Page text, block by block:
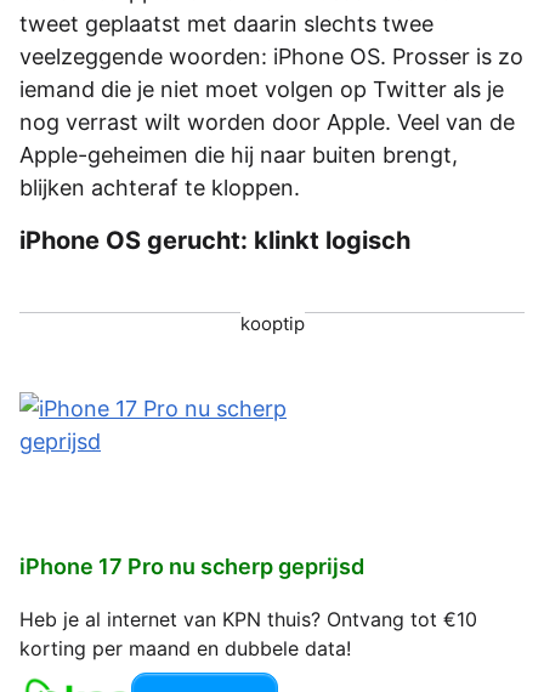
tweet geplaatst met daarin slechts twee
veelzeggende woorden: iPhone OS. Prosser is zo
iemand die je niet moet volgen op Twitter als je
nog verrast wilt worden door Apple. Veel van de
Apple-geheimen die hij naar buiten brengt,
blijken achteraf te kloppen.
iPhone OS gerucht: klinkt logisch
kooptip
iPhone 17 Pro nu scherp geprijsd
Heb je al internet van KPN thuis? Ontvang tot €10
korting per maand en dubbele data!